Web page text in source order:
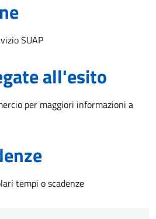
SUAP
all'esito
per maggiori informazioni a
tempi o scadenze